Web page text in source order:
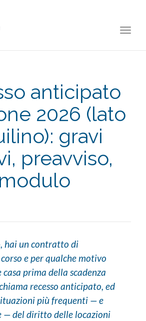
anticipato
2026 (lato
gravi
preavviso,
modulo
hai un contratto di
e per qualche motivo
prima della scadenza
recesso anticipato, ed
più frequenti — e
— del diritto delle locazioni